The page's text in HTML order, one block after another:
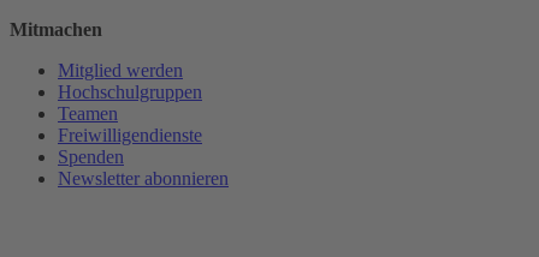
Mitmachen
Mitglied werden
Hochschulgruppen
Teamen
Freiwilligendienste
Spenden
Newsletter abonnieren